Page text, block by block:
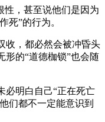
性，甚至说他们是因为
死”的行为。
收，都必然会被冲昏头
形的“道德枷锁”也会随
必明白自己“正在死亡
们都不一定能意识到